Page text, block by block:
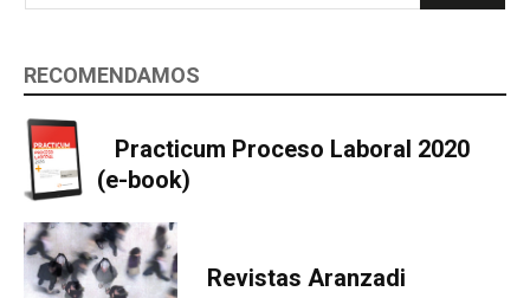
RECOMENDAMOS
Practicum Proceso Laboral 2020
(e-book)
Revistas Aranzadi